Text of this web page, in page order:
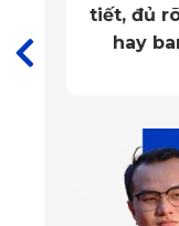
tiết, đủ
hay